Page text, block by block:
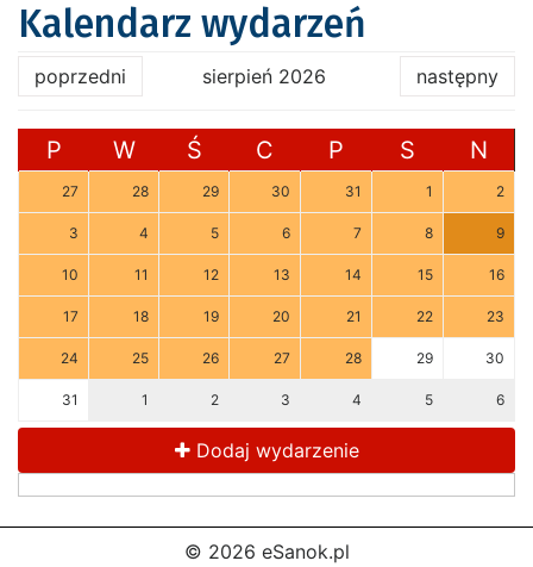
Kalendarz wydarzeń
poprzedni sierpień 2026 następny
P W Ś C P S N
27 28 29 30 31 1 2
3 4 5 6 7 8 9
10 11 12 13 14 15 16
17 18 19 20 21 22 23
24 25 26 27 28 29 30
31 1 2 3 4 5 6
Dodaj wydarzenie
© 2026 eSanok.pl